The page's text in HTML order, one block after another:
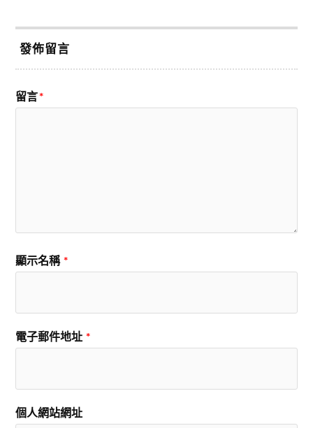
發佈留言
留言*
顯示名稱 *
電子郵件地址 *
個人網站網址